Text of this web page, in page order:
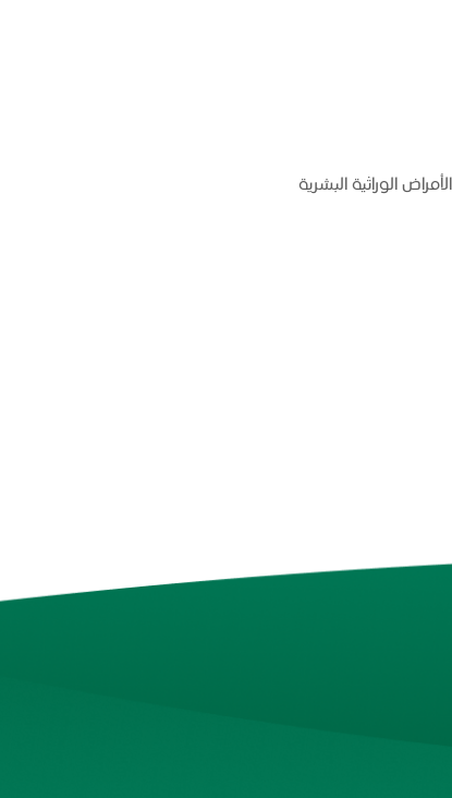
الوراثية البشرية